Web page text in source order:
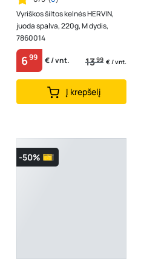
Vyriškos šiltos kelnės HERVIN,
juoda spalva, 220g, M dydis,
7860014
699 € / vnt. 1399 € / vnt.
Į krepšelį
-50%